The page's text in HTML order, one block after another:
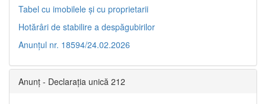
Tabel cu imobilele și cu proprietarii
Hotărâri de stabilire a despăgubirilor
Anunțul nr. 18594/24.02.2026
Anunț - Declarația unică 212